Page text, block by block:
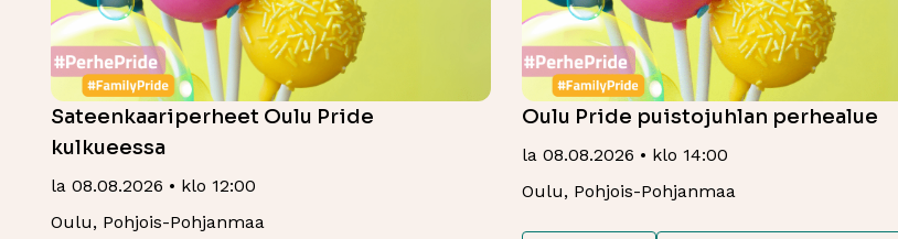
Sateenkaariperheet Oulu Pride
kulkueessa
la 08.08.2026 • klo 12:00
Oulu, Pohjois-Pohjanmaa
Oulu Pride puistojuhlan perhealue
la 08.08.2026 • klo 14:00
Oulu, Pohjois-Pohjanmaa